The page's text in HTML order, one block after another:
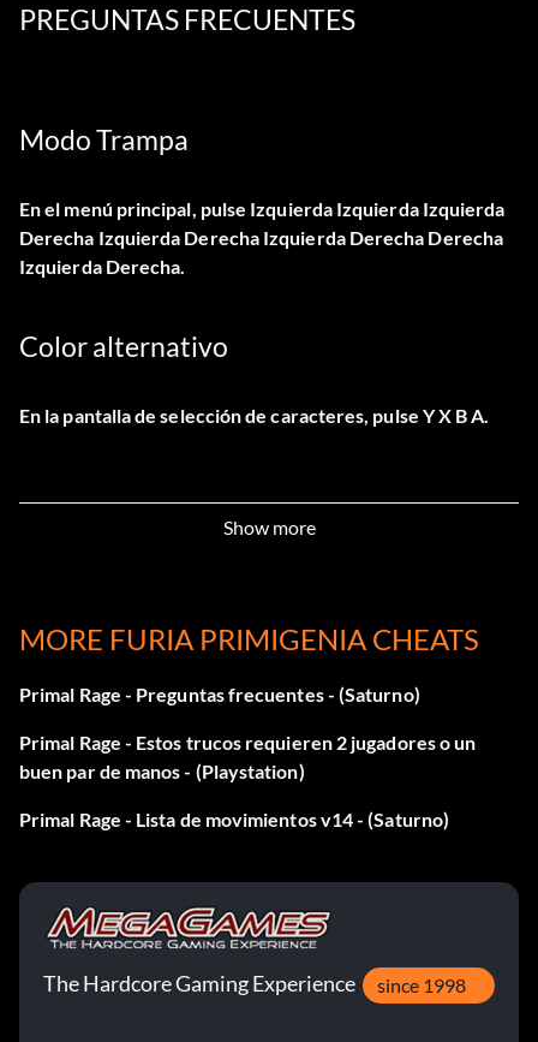
PREGUNTAS FRECUENTES
Modo Trampa
En el menú principal, pulse Izquierda Izquierda Izquierda
Derecha Izquierda Derecha Izquierda Derecha Derecha
Izquierda Derecha.
Color alternativo
En la pantalla de selección de caracteres, pulse Y X B A.
Show more
MORE FURIA PRIMIGENIA CHEATS
Primal Rage - Preguntas frecuentes - (Saturno)
Primal Rage - Estos trucos requieren 2 jugadores o un
buen par de manos - (Playstation)
Primal Rage - Lista de movimientos v14 - (Saturno)
The Hardcore Gaming Experience since 1998